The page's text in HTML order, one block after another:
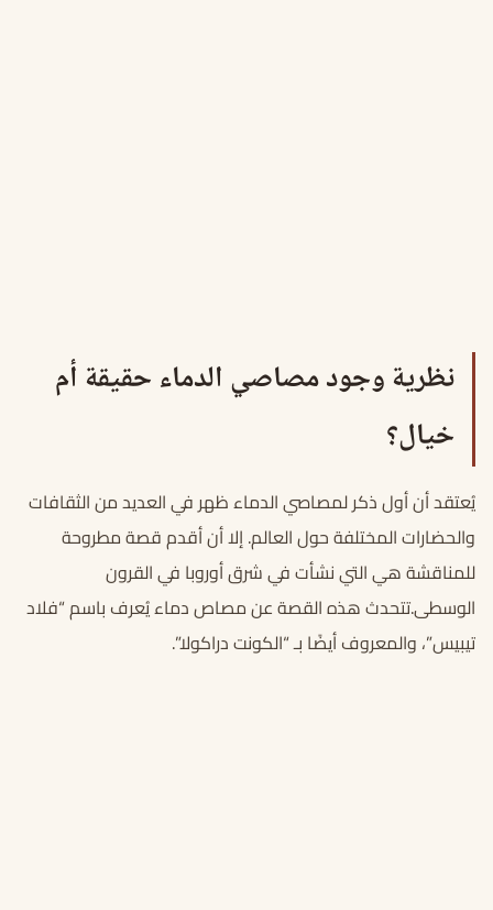
نظرية وجود مصاصي الدماء حقيقة أم
خيال؟
يُعتقد أن أول ذكر لمصاصي الدماء ظهر في العديد من الثقافات
والحضارات المختلفة حول العالم. إلا أن أقدم قصة مطروحة
للمناقشة هي التي نشأت في شرق أوروبا في القرون
الوسطى.تتحدث هذه القصة عن مصاص دماء يُعرف باسم “فلاد
تيبيس”، والمعروف أيضًا بـ “الكونت دراكولا”.